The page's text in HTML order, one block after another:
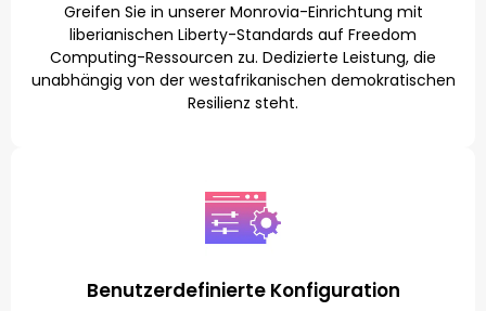
Greifen Sie in unserer Monrovia-Einrichtung mit
liberianischen Liberty-Standards auf Freedom
Computing-Ressourcen zu. Dedizierte Leistung, die
unabhängig von der westafrikanischen demokratischen
Resilienz steht.
Benutzerdefinierte Konfiguration